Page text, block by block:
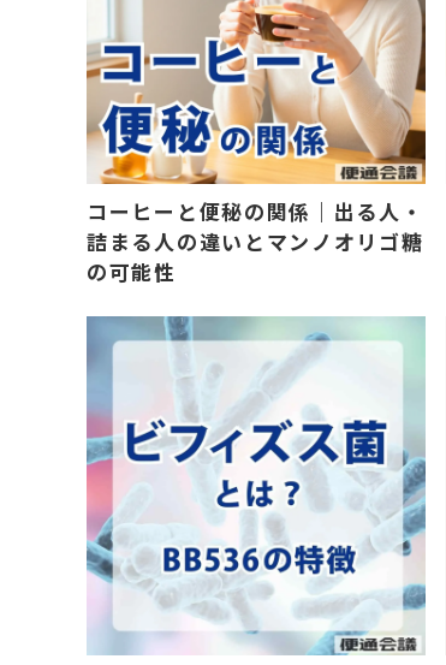
コーヒーと便秘の関係｜出る人・
詰まる人の違いとマンノオリゴ糖
の可能性